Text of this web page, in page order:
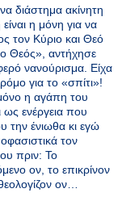
διάστημα ακίνητη
η μόνη για να
τον Κύριο και Θεό
ο Θεός», αντήχησε
νανούρισμα. Είχα
για το «σπίτι»!
η αγάπη του
ως ενέργεια που
την ένιωθα κι εγώ
τον
πριν: Το
ον, το επικρίνον
ον…